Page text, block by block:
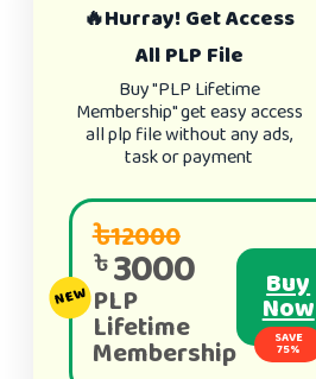
🔥Hurray! Get Access
All PLP File
Buy "PLP Lifetime
Membership" get easy access
all plp file without any ads,
task or payment
৳12000
৳3000
PLP
Lifetime
Membership
Buy
Now
SAVE
75%
NEW